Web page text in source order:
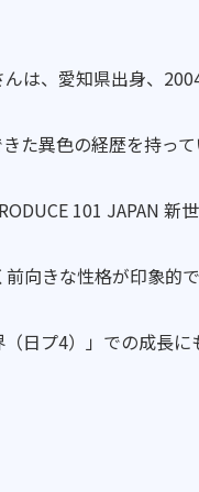
は、愛知県出身、
た異色の経歴を持って
101 JAPAN 新
向きな性格が印象的
（日プ4）」での成長